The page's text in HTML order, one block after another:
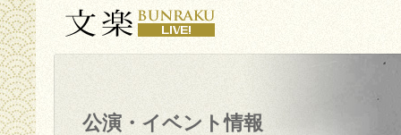
公演・イベント情報